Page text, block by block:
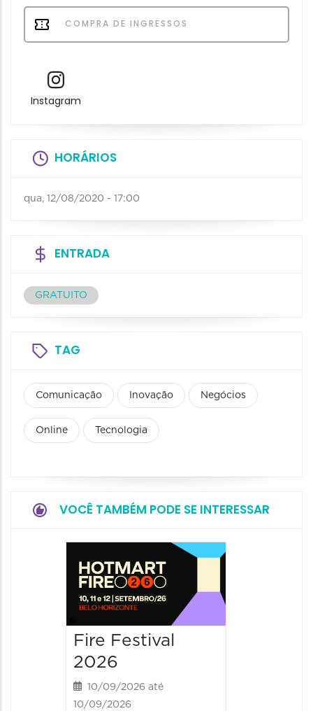
COMPRA DE INGRESSOS
Instagram
HORÁRIOS
qua, 12/08/2020 - 17:00
ENTRADA
GRATUITO
TAG
Comunicação Inovação Negócios
Online Tecnologia
VOCÊ TAMBÉM PODE SE INTERESSAR
Fire Festival
2026
10/09/2026 até
10/09/2026